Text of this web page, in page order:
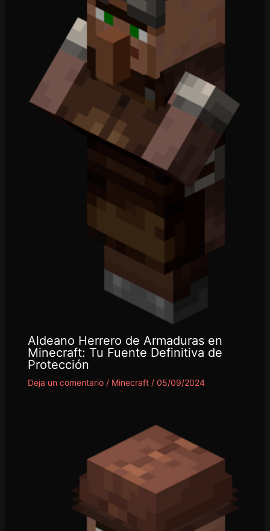
Aldeano Herrero de Armaduras en
Minecraft: Tu Fuente Definitiva de
Protección
Deja un comentario / Minecraft/ 05/09/2024